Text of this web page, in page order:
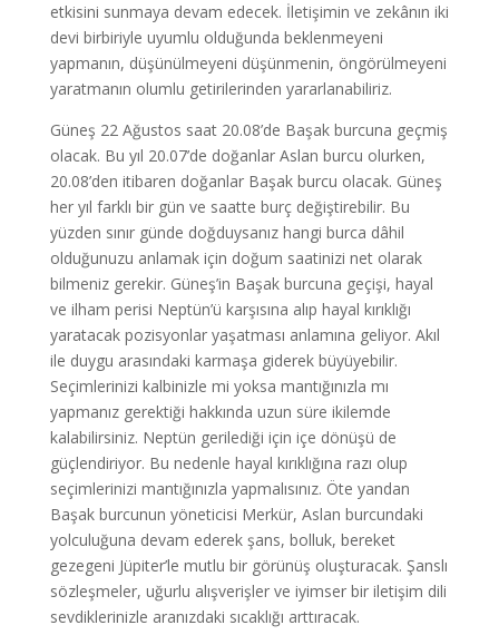
etkisini sunmaya devam edecek. İletişimin ve zekânın iki
devi birbiriyle uyumlu olduğunda beklenmeyeni
yapmanın, düşünülmeyeni düşünmenin, öngörülmeyeni
yaratmanın olumlu getirilerinden yararlanabiliriz.
Güneş 22 Ağustos saat 20.08’de Başak burcuna geçmiş
olacak. Bu yıl 20.07’de doğanlar Aslan burcu olurken,
20.08’den itibaren doğanlar Başak burcu olacak. Güneş
her yıl farklı bir gün ve saatte burç değiştirebilir. Bu
yüzden sınır günde doğduysanız hangi burca dâhil
olduğunuzu anlamak için doğum saatinizi net olarak
bilmeniz gerekir. Güneş’in Başak burcuna geçişi, hayal
ve ilham perisi Neptün’ü karşısına alıp hayal kırıklığı
yaratacak pozisyonlar yaşatması anlamına geliyor. Akıl
ile duygu arasındaki karmaşa giderek büyüyebilir.
Seçimlerinizi kalbinizle mi yoksa mantığınızla mı
yapmanız gerektiği hakkında uzun süre ikilemde
kalabilirsiniz. Neptün gerilediği için içe dönüşü de
güçlendiriyor. Bu nedenle hayal kırıklığına razı olup
seçimlerinizi mantığınızla yapmalısınız. Öte yandan
Başak burcunun yöneticisi Merkür, Aslan burcundaki
yolculuğuna devam ederek şans, bolluk, bereket
gezegeni Jüpiter’le mutlu bir görünüş oluşturacak. Şanslı
sözleşmeler, uğurlu alışverişler ve iyimser bir iletişim dili
sevdiklerinizle aranızdaki sıcaklığı arttıracak.